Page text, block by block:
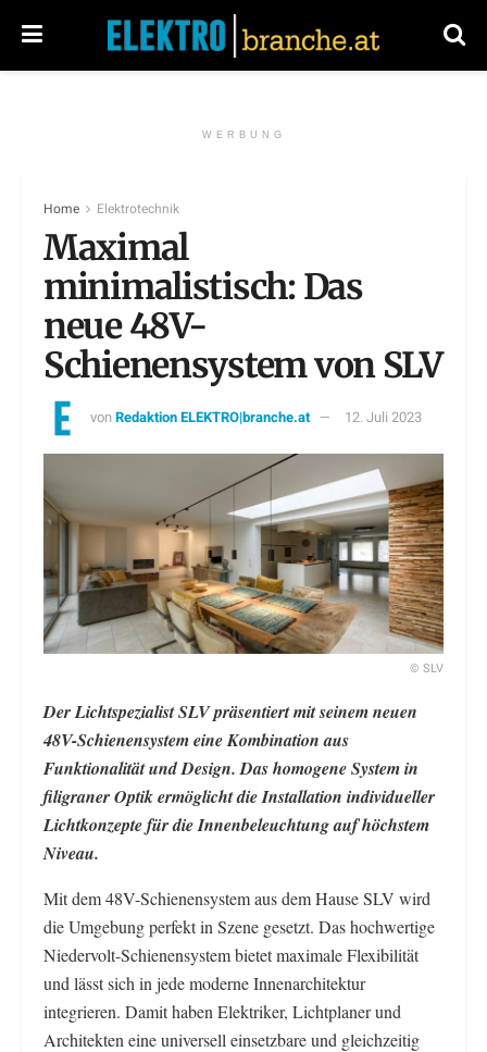
WERBUNG
Home Elektrotechnik
Maximal
minimalistisch: Das
neue 48V-
Schienensystem von SLV
vonRedaktion ELEKTRO|branche.at 12. Juli 2023
© SLV
Der Lichtspezialist SLV präsentiert mit seinem neuen
48V-Schienensystem eine Kombination aus
Funktionalität und Design. Das homogene System in
filigraner Optik ermöglicht die Installation individueller
Lichtkonzepte für die Innenbeleuchtung auf höchstem
Niveau.
Mit dem 48V-Schienensystem aus dem Hause SLV wird
die Umgebung perfekt in Szene gesetzt. Das hochwertige
Niedervolt-Schienensystem bietet maximale Flexibilität
und lässt sich in jede moderne Innenarchitektur
integrieren. Damit haben Elektriker, Lichtplaner und
Architekten eine universell einsetzbare und gleichzeitig